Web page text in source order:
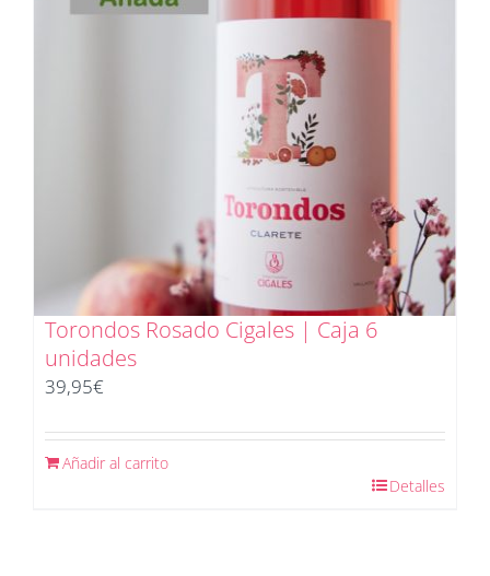
Torondos Rosado Cigales | Caja 6
unidades
39,95€
Añadir al carrito
Detalles